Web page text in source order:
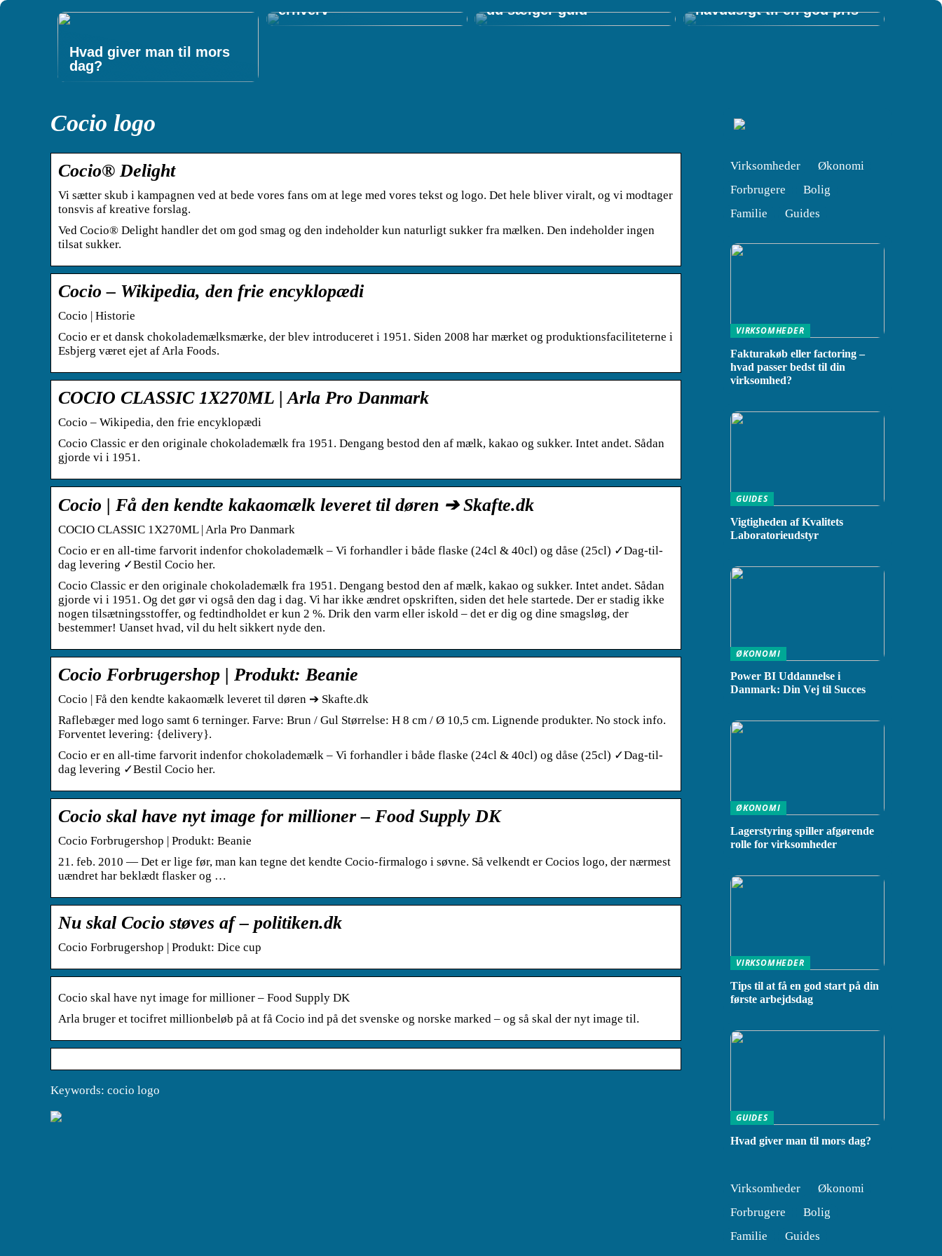
Hvad giver man til mors
dag?
erhverv
du sælger guld
havudsigt til en god pris
Cocio logo
Cocio® Delight
Vi sætter skub i kampagnen ved at bede vores fans om at lege med vores tekst og logo. Det hele bliver viralt, og vi modtager
tonsvis af kreative forslag.
Ved Cocio® Delight handler det om god smag og den indeholder kun naturligt sukker fra mælken. Den indeholder ingen
tilsat sukker.
Cocio – Wikipedia, den frie encyklopædi
Cocio | Historie
Cocio er et dansk chokolademælksmærke, der blev introduceret i 1951. Siden 2008 har mærket og produktionsfaciliteterne i
Esbjerg været ejet af Arla Foods.
COCIO CLASSIC 1X270ML | Arla Pro Danmark
Cocio – Wikipedia, den frie encyklopædi
Cocio Classic er den originale chokolademælk fra 1951. Dengang bestod den af mælk, kakao og sukker. Intet andet. Sådan
gjorde vi i 1951.
Cocio | Få den kendte kakaomælk leveret til døren ➔ Skafte.dk
COCIO CLASSIC 1X270ML | Arla Pro Danmark
Cocio er en all-time farvorit indenfor chokolademælk – Vi forhandler i både flaske (24cl & 40cl) og dåse (25cl) ✓Dag-til-
dag levering ✓Bestil Cocio her.
Cocio Classic er den originale chokolademælk fra 1951. Dengang bestod den af mælk, kakao og sukker. Intet andet. Sådan
gjorde vi i 1951. Og det gør vi også den dag i dag. Vi har ikke ændret opskriften, siden det hele startede. Der er stadig ikke
nogen tilsætningsstoffer, og fedtindholdet er kun 2 %. Drik den varm eller iskold – det er dig og dine smagsløg, der
bestemmer! Uanset hvad, vil du helt sikkert nyde den.
Cocio Forbrugershop | Produkt: Beanie
Cocio | Få den kendte kakaomælk leveret til døren ➔ Skafte.dk
Raflebæger med logo samt 6 terninger. Farve: Brun / Gul Størrelse: H 8 cm / Ø 10,5 cm. Lignende produkter. No stock info.
Forventet levering: {delivery}.
Cocio er en all-time farvorit indenfor chokolademælk – Vi forhandler i både flaske (24cl & 40cl) og dåse (25cl) ✓Dag-til-
dag levering ✓Bestil Cocio her.
Cocio skal have nyt image for millioner – Food Supply DK
Cocio Forbrugershop | Produkt: Beanie
21. feb. 2010 — Det er lige før, man kan tegne det kendte Cocio-firmalogo i søvne. Så velkendt er Cocios logo, der nærmest
uændret har beklædt flasker og …
Nu skal Cocio støves af – politiken.dk
Cocio Forbrugershop | Produkt: Dice cup
Cocio skal have nyt image for millioner – Food Supply DK
Arla bruger et tocifret millionbeløb på at få Cocio ind på det svenske og norske marked – og så skal der nyt image til.
Keywords: cocio logo
Virksomheder
Økonomi
Forbrugere
Bolig
Familie
Guides
VIRKSOMHEDER
Fakturakøb eller factoring –
hvad passer bedst til din
virksomhed?
GUIDES
Vigtigheden af Kvalitets
Laboratorieudstyr
ØKONOMI
Power BI Uddannelse i
Danmark: Din Vej til Succes
ØKONOMI
Lagerstyring spiller afgørende
rolle for virksomheder
VIRKSOMHEDER
Tips til at få en god start på din
første arbejdsdag
GUIDES
Hvad giver man til mors dag?
Virksomheder
Økonomi
Forbrugere
Bolig
Familie
Guides